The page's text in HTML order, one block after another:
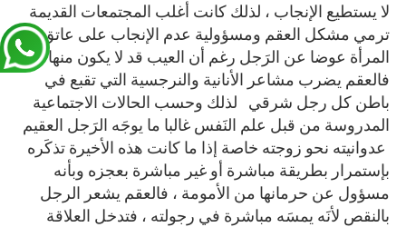
لا يستطيع الإنجاب ، لذلك كانت أغلب المجتمعات القديمة
ترمي مشكل العقم ومسؤولية عدم الإنجاب على عاتق
المرأة عوضا عن الرَجل رغم أن العيب قد لا يكون منها ،
فالعقم يضرب مشاعر الأنانية والنرجسية التي تقبع في
باطن كل رجل شرقي لذلك وحسب الحالات الاجتماعية
المدروسة من قبل علم النَفس غالبا ما يوجَه الرَجل العقيم
عدوانيته نحو زوجته خاصة إذا ما كانت هذه الأخيرة تذكَره
بإستمرار بطريقة مباشرة أو غير مباشرة بعجزه وبأنه
مسؤول عن حرمانها من الأمومة ، فالعقم يشعر الرجل
بالنقص لأنَه يمسَه مباشرة في رجولته ، فتدخل العلاقة